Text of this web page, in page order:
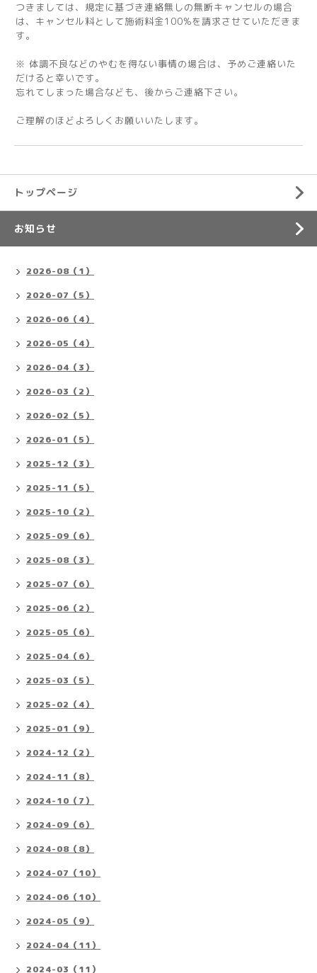
つきましては、規定に基づき連絡無しの無断キャンセルの場合
は、キャンセル料として施術料金100%を請求させていただきま
す。
※ 体調不良などのやむを得ない事情の場合は、予めご連絡いた
だけると幸いです。
忘れてしまった場合なども、後からご連絡下さい。
ご理解のほどよろしくお願いいたします。
トップページ
お知らせ
2026-08（1）
2026-07（5）
2026-06（4）
2026-05（4）
2026-04（3）
2026-03（2）
2026-02（5）
2026-01（5）
2025-12（3）
2025-11（5）
2025-10（2）
2025-09（6）
2025-08（3）
2025-07（6）
2025-06（2）
2025-05（6）
2025-04（6）
2025-03（5）
2025-02（4）
2025-01（9）
2024-12（2）
2024-11（8）
2024-10（7）
2024-09（6）
2024-08（8）
2024-07（10）
2024-06（10）
2024-05（9）
2024-04（11）
2024-03（11）